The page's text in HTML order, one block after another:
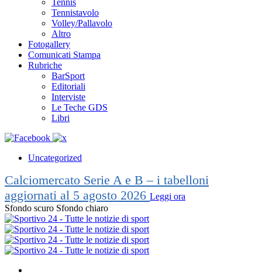
Tennis
Tennistavolo
Volley/Pallavolo
Altro
Fotogallery
Comunicati Stampa
Rubriche
BarSport
Editoriali
Interviste
Le Teche GDS
Libri
Uncategorized
Calciomercato Serie A e B – i tabelloni
aggiornati al 5 agosto 2026 Leggi ora
Sfondo scuro Sfondo chiaro